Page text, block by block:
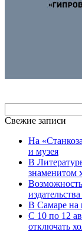
Свежие записи
На
и музея
В
знаменитом
В Самаре на
С 10 по 12
отключать